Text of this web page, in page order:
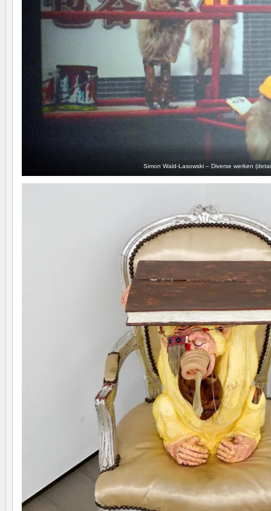
Simon Wald-Lasowski – Diverse werken